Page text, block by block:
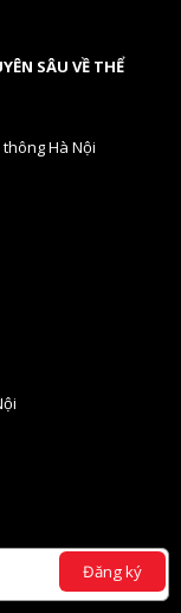
SÂU VỀ THỂ
Hà Nội
Đăng ký